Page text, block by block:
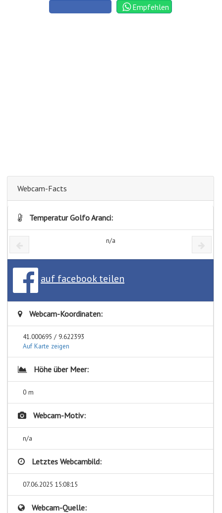
Empfehlen
Webcam-Facts
Temperatur Golfo Aranci:
n/a
auf facebook teilen
Webcam-Koordinaten:
41.000695 / 9.622393
Auf Karte zeigen
Höhe über Meer:
0 m
Webcam-Motiv:
n/a
Letztes Webcambild:
07.06.2025 15:08:15
Webcam-Quelle: